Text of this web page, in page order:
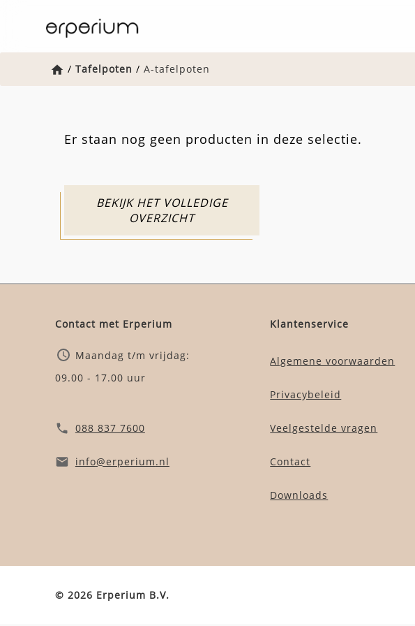
Home
/ Tafelpoten / A-tafelpoten
Er staan nog geen producten in deze selectie.
BEKIJK HET VOLLEDIGE
OVERZICHT
Contact met Erperium
Maandag t/m vrijdag:
09.00 - 17.00 uur
088 837 7600
info@erperium.nl
Klantenservice
Algemene voorwaarden
Privacybeleid
Veelgestelde vragen
Contact
Downloads
© 2026 Erperium B.V.